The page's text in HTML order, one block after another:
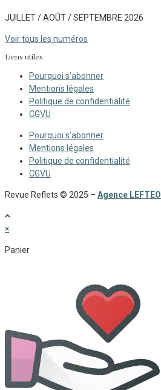
JUILLET / AOÛT / SEPTEMBRE 2026
Voir tous les numéros
Liens utiles
Pourquoi s’abonner
Mentions légales
Politique de confidentialité
CGVU
Pourquoi s’abonner
Mentions légales
Politique de confidentialité
CGVU
Revue Reflets © 2025 – Agence LEFTEO
×
Panier